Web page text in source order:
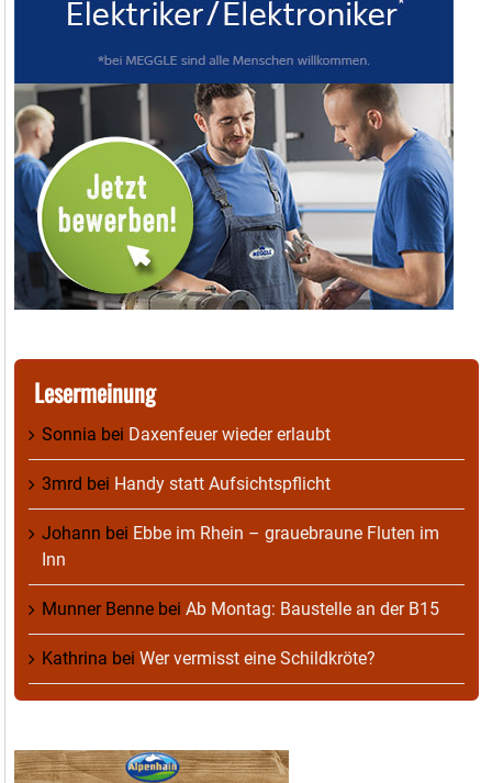
Lesermeinung
Sonnia bei Daxenfeuer wieder erlaubt
3mrd bei Handy statt Aufsichtspflicht
Johann bei Ebbe im Rhein – grauebraune Fluten im
Inn
Munner Benne bei Ab Montag: Baustelle an der B15
Kathrina bei Wer vermisst eine Schildkröte?